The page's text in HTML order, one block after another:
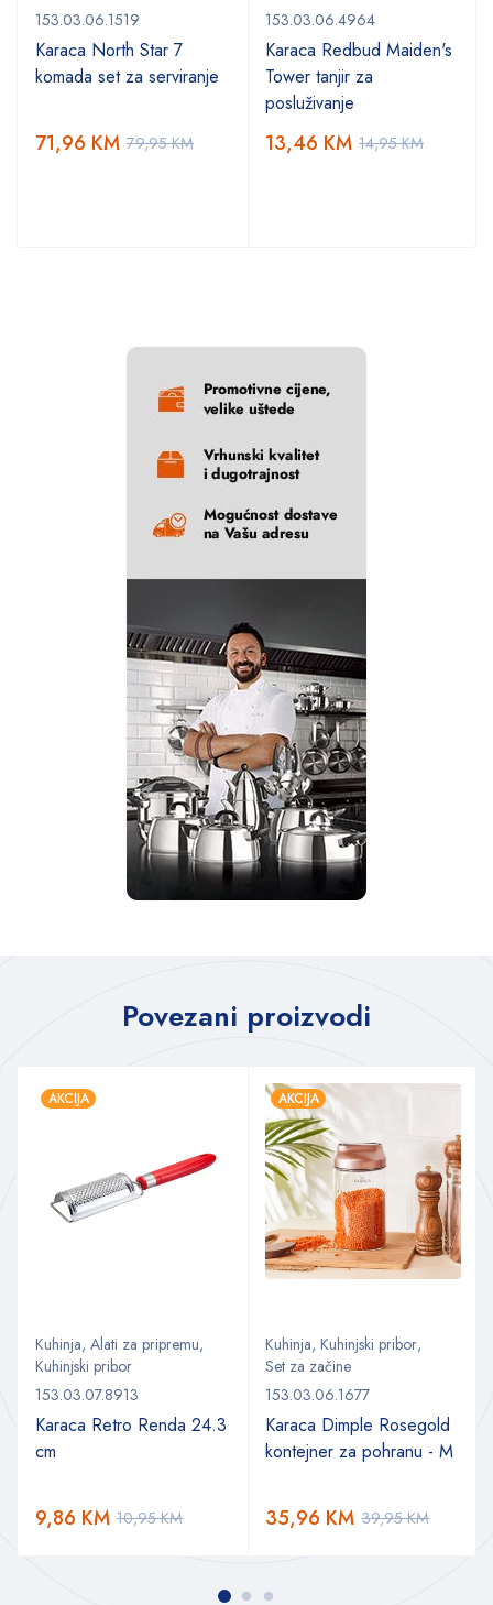
153.03.06.1519
Karaca North Star 7
komada set za serviranje
79,95KM
71,96 KM
153.03.06.4964
Karaca Redbud Maiden's
Tower tanjir za
posluživanje
14,95KM
13,46 KM
Povezani proizvodi
AKCIJA
Kuhinja, Alati za pripremu,
Kuhinjski pribor
153.03.07.8913
Karaca Retro Renda 24.3
cm
10,95KM
9,86 KM
AKCIJA
Kuhinja, Kuhinjski pribor,
Set za začine
153.03.06.1677
Karaca Dimple Rosegold
kontejner za pohranu - M
39,95KM
35,96 KM